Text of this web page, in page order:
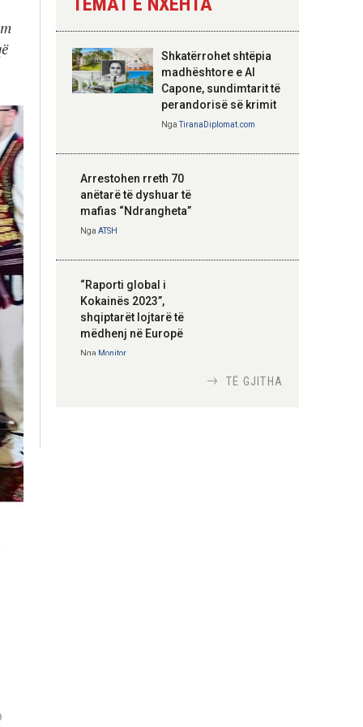
Hoxha takim me
zyrtarë të lartë të
DASH: Angazhim i
përbashkët për
strategjik
Shkatërrohet shtëpia
madhështore e Al
Capone, sundimtarit të
perandorisë së krimit
NgaTiranaDiplomat.com
Arrestohen rreth 70
anëtarë të dyshuar të
mafias “Ndrangheta”
Nga ATSH
“Raporti global i
Kokainës 2023”,
shqiptarët lojtarë të
mëdhenj në Europë
Nga Monitor
TË GJITHA